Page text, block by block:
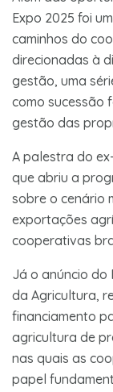
Expo 2025 foi
caminhos do
direcionadas à
gestão, uma
como sucessão
gestão das
A palestra do
que abriu a
sobre o cenário
exportações
cooperativas
Já o anúncio do
da Agricultura,
financiamento
agricultura de
nas quais as
papel